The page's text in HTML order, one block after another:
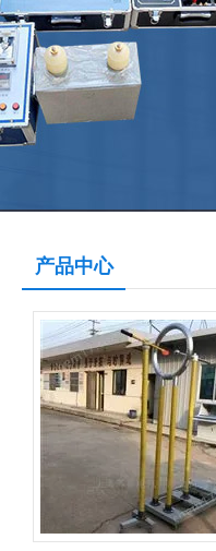
产品中心